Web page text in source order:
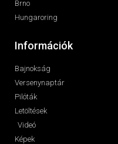
Brno
Hungaroring
Információk
Bajnokság
Versenynaptár
Pilóták
Letöltések
Videó
Képek